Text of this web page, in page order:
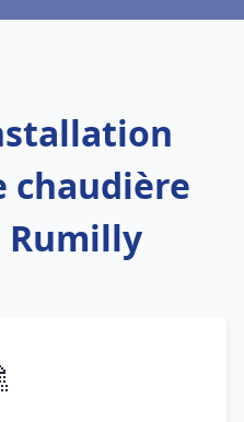
chaudière
Rumilly